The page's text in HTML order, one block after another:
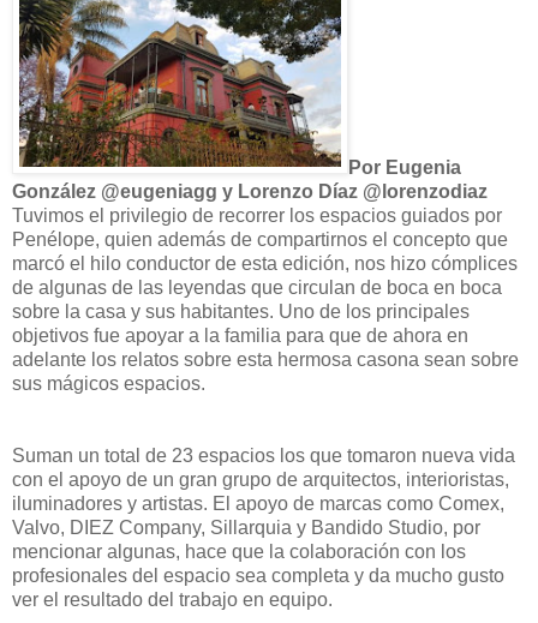
Por Eugenia
González @eugeniagg y Lorenzo Díaz @lorenzodiaz
Tuvimos el privilegio de recorrer los espacios guiados por
Penélope, quien además de compartirnos el concepto que
marcó el hilo conductor de esta edición, nos hizo cómplices
de algunas de las leyendas que circulan de boca en boca
sobre la casa y sus habitantes. Uno de los principales
objetivos fue apoyar a la familia para que de ahora en
adelante los relatos sobre esta hermosa casona sean sobre
sus mágicos espacios.
Suman un total de 23 espacios los que tomaron nueva vida
con el apoyo de un gran grupo de arquitectos, interioristas,
iluminadores y artistas. El apoyo de marcas como Comex,
Valvo, DIEZ Company, Sillarquia y Bandido Studio, por
mencionar algunas, hace que la colaboración con los
profesionales del espacio sea completa y da mucho gusto
ver el resultado del trabajo en equipo.